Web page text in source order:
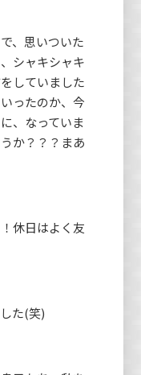
で、思いついた
シャキシャキ
していました
ったのか、今
、なっていま
か？？？まあ
休日はよく友
た(笑)